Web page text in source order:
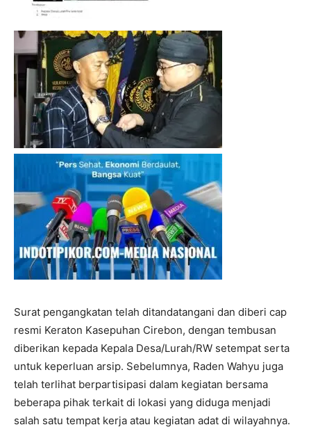
‎Surat pengangkatan telah ditandatangani dan diberi cap
resmi Keraton Kasepuhan Cirebon, dengan tembusan
diberikan kepada Kepala Desa/Lurah/RW setempat serta
untuk keperluan arsip. Sebelumnya, Raden Wahyu juga
telah terlihat berpartisipasi dalam kegiatan bersama
beberapa pihak terkait di lokasi yang diduga menjadi
salah satu tempat kerja atau kegiatan adat di wilayahnya.